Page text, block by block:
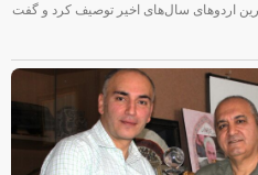
اردوهای سال‌های اخیر توصیف کرد و گفت